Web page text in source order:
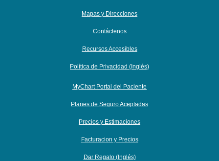
Mapas y Direcciones
Contáctenos
Recursos Accesibles
Política de Privacidad (Inglés)
MyChart Portal del Paciente
Planes de Seguro Aceptadas
Precios y Estimaciones
Facturacion y Precios
Dar Regalo (Inglés)